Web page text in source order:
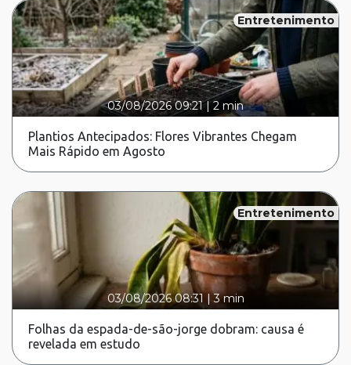
Entretenimento
03/08/2026 09:21|2 min
Plantios Antecipados: Flores Vibrantes Chegam
Mais Rápido em Agosto
Entretenimento
03/08/2026 08:31 |3 min
Folhas da espada-de-são-jorge dobram: causa é
revelada em estudo